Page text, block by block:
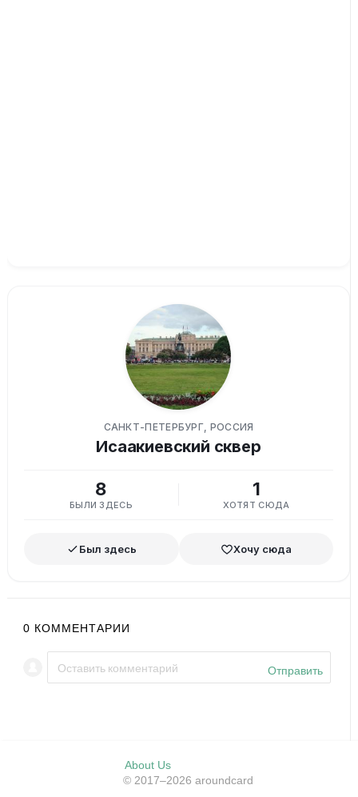
САНКТ-ПЕТЕРБУРГ, РОССИЯ
Исаакиевский сквер
8
БЫЛИ ЗДЕСЬ
1
ХОТЯТ СЮДА
Был здесь Хочу сюда
0 КОММЕНТАРИИ
Отправить
About Us
© 2017–2026 aroundcard